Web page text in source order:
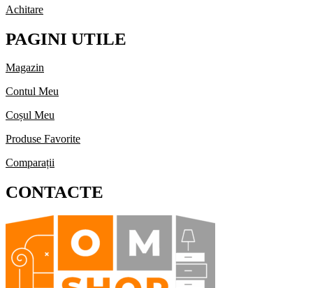
Achitare
PAGINI UTILE
Magazin
Contul Meu
Coșul Meu
Produse Favorite
Comparații
CONTACTE